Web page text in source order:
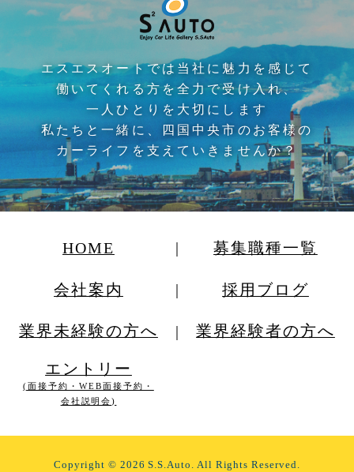
エスエスオートでは当社に魅力を感じて
働いてくれる方を全力で受け入れ、
一人ひとりを大切にします
私たちと一緒に、四国中央市のお客様の
カーライフを支えていきませんか？
HOME 募集職種一覧
エントリー
(面接予約・WEB面接予約・
会社説明会)
採用ブログ
会社案内
業界未経験の方へ 業界経験者の方へ
Copyright © 2026 S.S.Auto. All Rights Reserved.